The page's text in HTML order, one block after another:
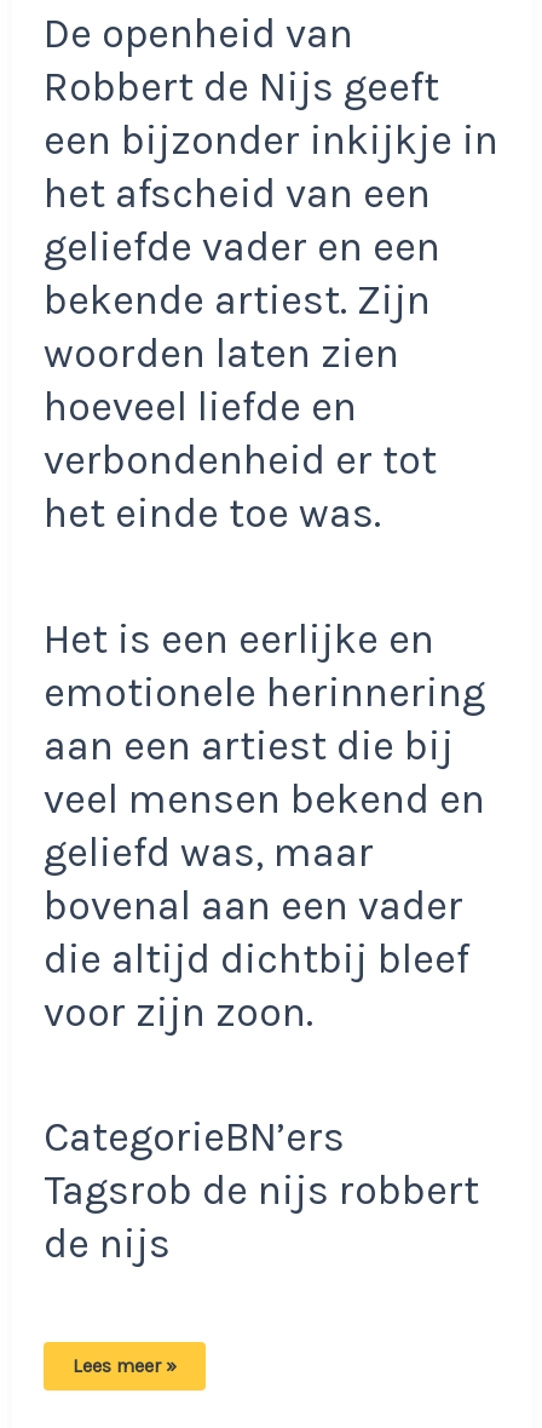
De openheid van
Robbert de Nijs geeft
een bijzonder inkijkje in
het afscheid van een
geliefde vader en een
bekende artiest. Zijn
woorden laten zien
hoeveel liefde en
verbondenheid er tot
het einde toe was.
Het is een eerlijke en
emotionele herinnering
aan een artiest die bij
veel mensen bekend en
geliefd was, maar
bovenal aan een vader
die altijd dichtbij bleef
voor zijn zoon.
CategorieBN’ers
Tagsrob de nijs robbert
de nijs
Zoon
Lees meer »